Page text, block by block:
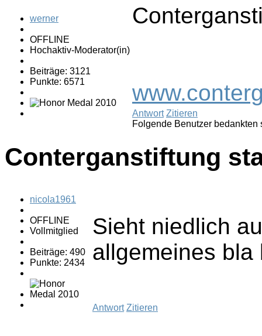
werner
OFFLINE
Hochaktiv-Moderator(in)
Beiträge: 3121
Punkte: 6571
Antwort Zitieren
Folgende Benutzer bedankten
Conterganstiftung
nicola1961
OFFLINE
Vollmitglied
Beiträge: 490
Punkte: 2434
Sieht niedlich
allgemeines bla
Antwort Zitieren